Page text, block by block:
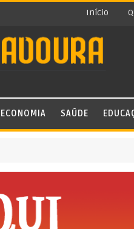
Início
ECONOMIA SAÚDE